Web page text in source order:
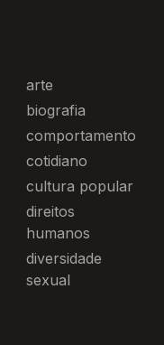
arte
biografia
comportamento
cotidiano
cultura popular
direitos
humanos
diversidade
sexual